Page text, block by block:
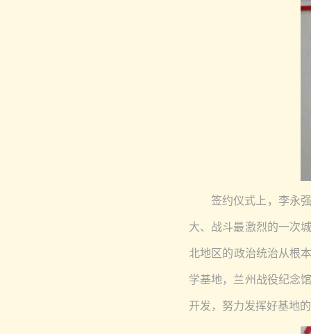
签约仪式上，李永
大、战斗最激烈的一次
北地区的政治统治从根
学基地，兰州战役纪念
开发，努力发挥好基地